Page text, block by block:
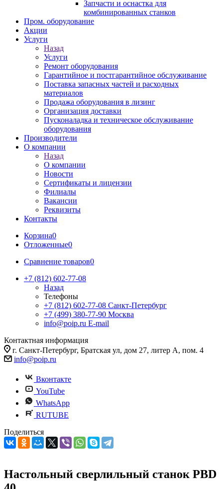
Запчасти и оснастка для
комбинированных станков
Пром. оборудование
Акции
Услуги
Назад
Услуги
Ремонт оборудования
Гарантийное и постгарантийное обслуживание
Поставка запасных частей и расходных
материалов
Продажа оборудования в лизинг
Организация доставки
Пусконаладка и техническое обслуживание
оборудования
Производители
О компании
Назад
О компании
Новости
Сертификаты и лицензии
Филиалы
Вакансии
Реквизиты
Контакты
Корзина0
Отложенные0
Сравнение товаров0
+7 (812) 602-77-08
Назад
Телефоны
+7 (812) 602-77-08 Санкт-Петербург
+7 (499) 380-77-90 Москва
info@poip.ru E-mail
Контактная информация
г. Санкт-Петербург, Братская ул, дом 27, литер А, пом. 4
info@poip.ru
Вконтакте
YouTube
WhatsApp
RUTUBE
Поделиться
Настольный сверлильный станок PBD